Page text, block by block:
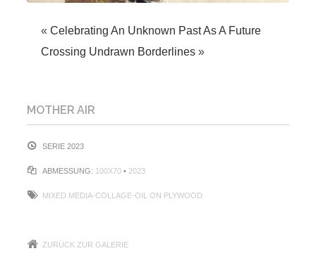
« Celebrating An Unknown Past As A Future
Crossing Undrawn Borderlines»
MOTHER AIR
SERIE 2023
ABMESSUNG: 100X70• 2023
MIXED MEDIA-COLLAGE-OIL ON PLYWOOD
ZURÜCK ZUR GALERIE